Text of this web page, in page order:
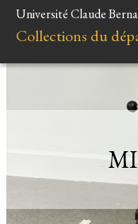
Université Claude
Collections du